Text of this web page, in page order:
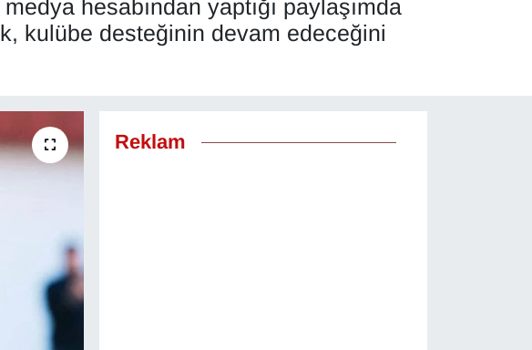
hesabından yaptığı paylaşımda
kulübe desteğinin devam edeceğini
Reklam